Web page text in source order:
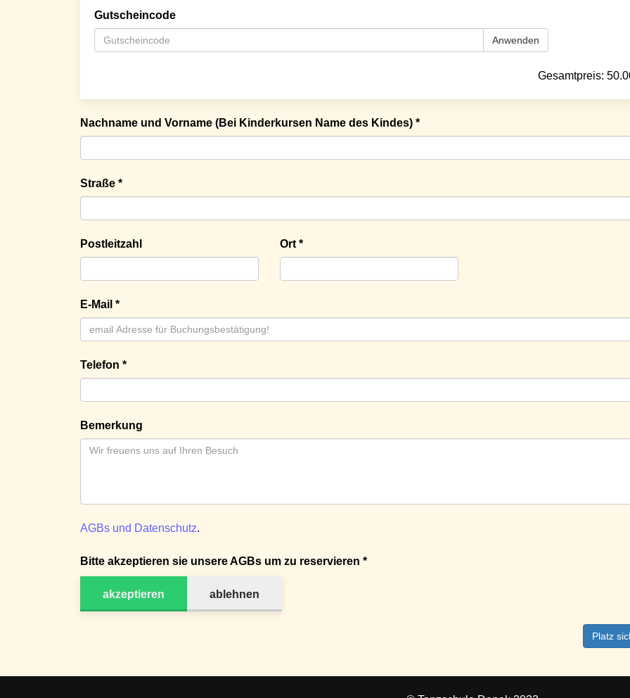
Gutscheincode
Anwenden
Gesamtpreis:
Nachname und Vorname (Bei Kinderkursen Name des Kindes) *
Straße *
Postleitzahl Ort *
E-Mail *
Telefon *
Bemerkung
AGBs und Datenschutz.
Bitte akzeptieren sie unsere AGBs um zu reservieren *
akzeptieren ablehnen
Platz